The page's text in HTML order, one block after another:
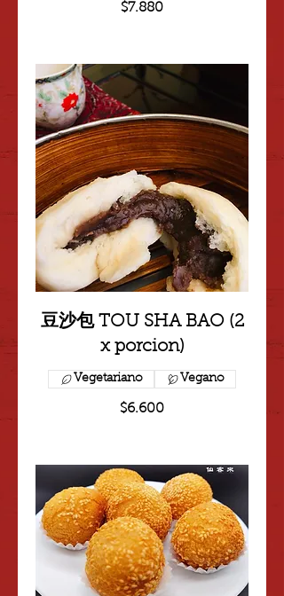
$7.880
豆沙包 TOU SHA BAO (2
x porcion)
$6.600
Vegetariano Vegano